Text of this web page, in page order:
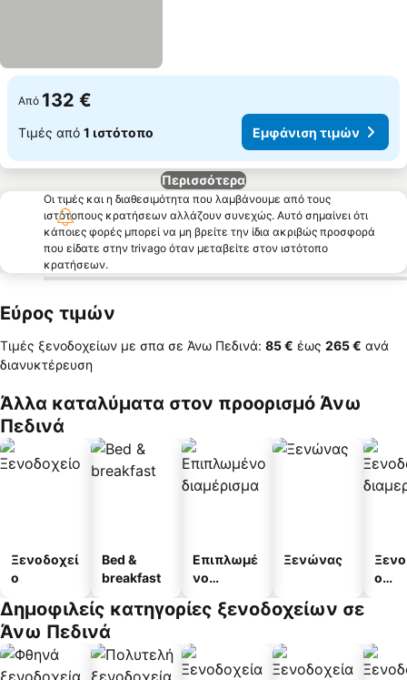
Από 132 €
Τιμές από 1 ιστότοπο Εμφάνιση τιμών
Περισσότερα
Οι τιμές και η διαθεσιμότητα που λαμβάνουμε από τους
ιστότοπους κρατήσεων αλλάζουν συνεχώς. Αυτό σημαίνει ότι
κάποιες φορές μπορεί να μη βρείτε την ίδια ακριβώς προσφορά
που είδατε στην trivago όταν μεταβείτε στον ιστότοπο
κρατήσεων.
Εύρος τιμών
Τιμές ξενοδοχείων με σπα σε Άνω Πεδινά: ‎85 € έως ‎265 € ανά
διανυκτέρευση
Άλλα καταλύματα στον προορισμό Άνω
Πεδινά
Ξενοδοχεί
ο
Bed &
breakfast
Επιπλωμέ
νο
α
Ξενώνας
ο
Δημοφιλείς κατηγορίες ξενοδοχείων σε
Άνω Πεδινά